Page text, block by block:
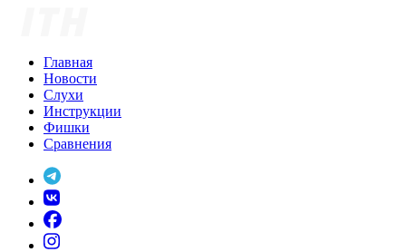
Главная
Новости
Слухи
Инструкции
Фишки
Сравнения